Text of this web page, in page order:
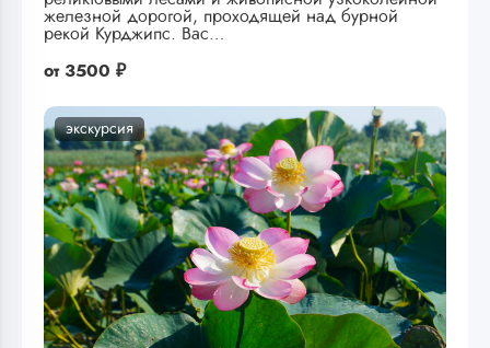
железной дорогой, проходящей над бурной
рекой Курджипс. Вас…
от 3500 ₽
экскурсия